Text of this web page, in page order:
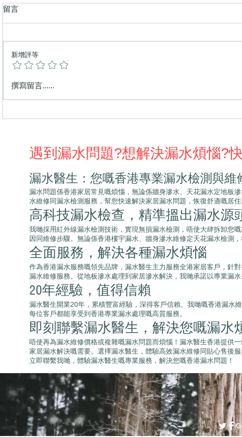
打風落雨窗台漏水好頭痛？漏
留言
新增評等
撰寫留言......
遇到漏水問題?想解決漏水煩惱?
漏水醫生：您嘅香港專業漏水檢測與維
漏水問題係香港家居常見嘅煩惱，無論係牆身滲水、天花漏水定地板
水維修同漏水檢測服務，幫您快速解決家居漏水問題，恢復舒適嘅居住
高科技漏水檢查，精準搵出漏水源
我哋採用紅外線漏水檢測技術，實現無損漏水檢測，唔使大肆拆卸您
因同維修步驟。無論係香港樓宇漏水、牆身滲水維修定天花漏水檢測
全面服務，解決各種漏水煩惱
作為香港漏水服務嘅領先品牌，漏水醫生主力服務全港家居客戶，針
漏水維修服務。從地板滲水處理到家居滲水解決，我哋承諾以專業漏
20年經驗，值得信賴
漏水醫生開業20年，累積豐富經驗，深得客戶信賴。我哋嘅香港漏水
每位客戶都能享受到香港專業漏水處理嘅高質服務。
即刻聯繫漏水醫生，解決您嘅漏水
唔使再為漏水維修價格或複雜嘅漏水問題而煩惱！漏水醫生香港提供
家居漏水解決嘅需要。選擇漏水醫生，體驗高效漏水維修同貼心售後服
立即聯繫我哋，體驗漏水醫生嘅專業服務，解決您嘅香港漏水問題！